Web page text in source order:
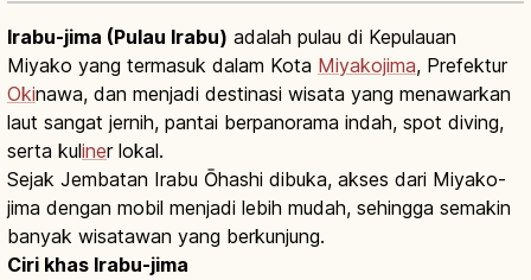
Irabu-jima (Pulau Irabu) adalah pulau di Kepulauan
Miyako yang termasuk dalam Kota Miyakojima, Prefektur
Okinawa, dan menjadi destinasi wisata yang menawarkan
laut sangat jernih, pantai berpanorama indah, spot diving,
serta kuliner lokal.
Sejak Jembatan Irabu Ōhashi dibuka, akses dari Miyako-
jima dengan mobil menjadi lebih mudah, sehingga semakin
banyak wisatawan yang berkunjung.
Ciri khas Irabu-jima